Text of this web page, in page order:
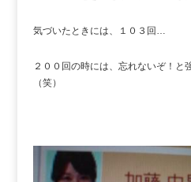
気づいたときには、１０３回…
２００回の時には、忘れないぞ！と
（笑）